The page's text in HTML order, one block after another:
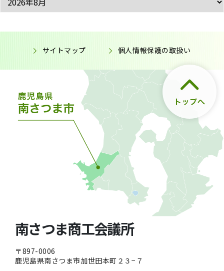
サイトマップ 個人情報保護の取扱い
南さつま商工会議所
〒897-0006
鹿児島県南さつま市加世田本町２３−７